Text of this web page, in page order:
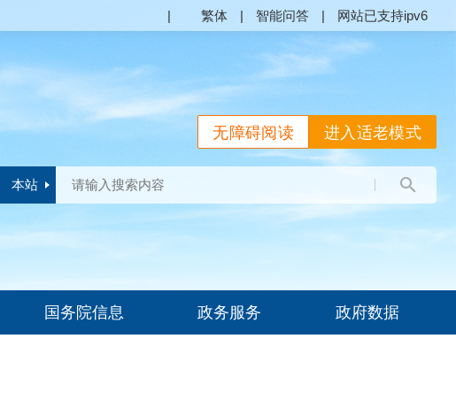
| 繁体 | 智能问答 | 网站已支持ipv6
进入适老模式
无障碍阅读
本站
国务院信息 政务服务 政府数据